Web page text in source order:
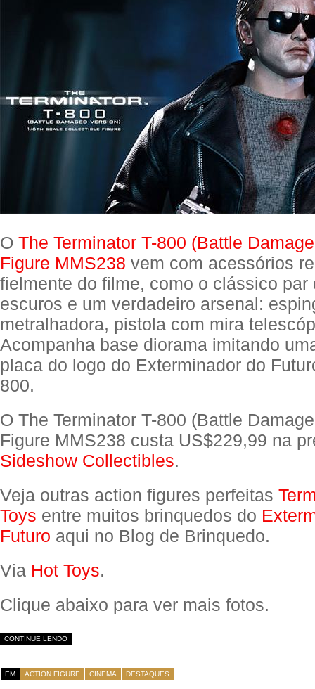
O The Terminator T-800 (Battle
Figure MMS238 vem com acessórios
fielmente do filme, como o clássico par
escuros e um verdadeiro arsenal:
metralhadora, pistola com mira
Acompanha base diorama imitando
placa do logo do Exterminador do
800.
O The Terminator T-800 (Battle
Figure MMS238 custa US$229,99 na
Sideshow Collectibles.
Veja outras action figures perfeitas
Toys entre muitos brinquedos do
Futuro aqui no Blog de Brinquedo.
Via Hot Toys.
Clique abaixo para ver mais fotos.
CONTINUE LENDO
EM ACTION FIGURE CINEMA DESTAQUES